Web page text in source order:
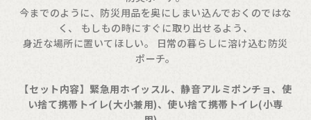
今までのように、防災用品を奥にしまい込んでおくのではな
く、 もしもの時にすぐに取り出せるよう、
身近な場所に置いてほしい。 日常の暮らしに溶け込む防災
ポーチ。
【セット内容】緊急用ホイッスル、静音アルミポンチョ、使
い捨て携帯トイレ(大小兼用)、使い捨て携帯トイレ(小専